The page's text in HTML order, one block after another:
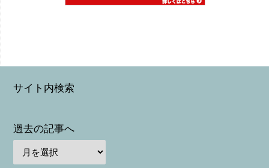
サイト内検索
過去の記事へ